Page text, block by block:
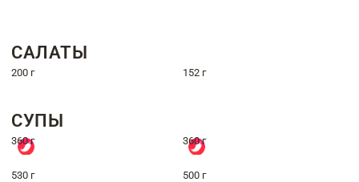
САЛАТЫ
200 г 152 г
СУПЫ
360 г 360 г
530 г 500 г